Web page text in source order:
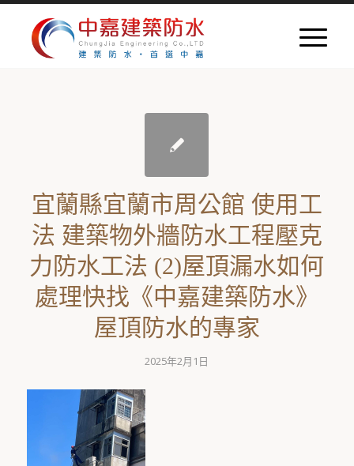
宜蘭縣宜蘭市周公館 使用工
法 建築物外牆防水工程壓克
力防水工法 (2)屋頂漏水如何
處理快找《中嘉建築防水》
屋頂防水的專家
2025年2月1日